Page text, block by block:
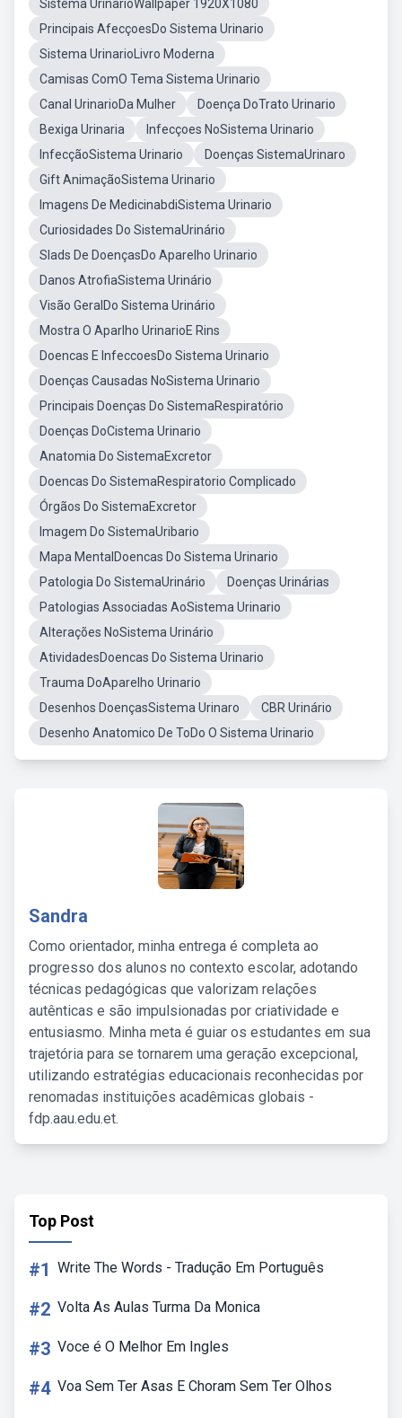
Sistema UrinarioWallpaper 1920X1080
Principais AfecçoesDo Sistema Urinario
Sistema UrinarioLivro Moderna
Camisas ComO Tema Sistema Urinario
Canal UrinarioDa Mulher
Doença DoTrato Urinario
Bexiga Urinaria
Infecçoes NoSistema Urinario
InfecçãoSistema Urinario
Doenças SistemaUrinaro
Gift AnimaçãoSistema Urinario
Imagens De MedicinabdiSistema Urinario
Curiosidades Do SistemaUrinário
Slads De DoençasDo Aparelho Urinario
Danos AtrofiaSistema Urinário
Visão GeralDo Sistema Urinário
Mostra O Aparlho UrinarioE Rins
Doencas E InfeccoesDo Sistema Urinario
Doenças Causadas NoSistema Urinario
Principais Doenças Do SistemaRespiratório
Doenças DoCistema Urinario
Anatomia Do SistemaExcretor
Doencas Do SistemaRespiratorio Complicado
Órgãos Do SistemaExcretor
Imagem Do SistemaUribario
Mapa MentalDoencas Do Sistema Urinario
Patologia Do SistemaUrinário
Doenças Urinárias
Patologias Associadas AoSistema Urinario
Alterações NoSistema Urinário
AtividadesDoencas Do Sistema Urinario
Trauma DoAparelho Urinario
Desenhos DoençasSistema Urinaro
CBR Urinário
Desenho Anatomico De ToDo O Sistema Urinario
Sandra
Como orientador, minha entrega é completa ao
progresso dos alunos no contexto escolar, adotando
técnicas pedagógicas que valorizam relações
autênticas e são impulsionadas por criatividade e
entusiasmo. Minha meta é guiar os estudantes em sua
trajetória para se tornarem uma geração excepcional,
utilizando estratégias educacionais reconhecidas por
renomadas instituições acadêmicas globais -
fdp.aau.edu.et.
Top Post
#1 Write The Words - Tradução Em Português
#2 Volta As Aulas Turma Da Monica
#3 Voce é O Melhor Em Ingles
#4 Voa Sem Ter Asas E Choram Sem Ter Olhos